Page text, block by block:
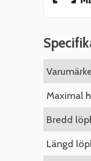
Maximal
Bredd
Längd